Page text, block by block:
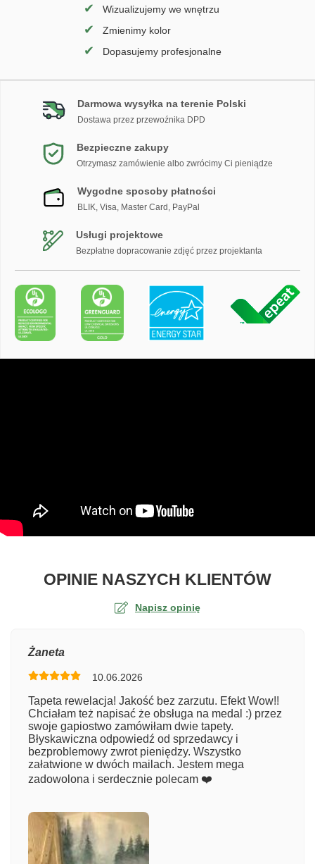
✔ Wizualizujemy we wnętrzu
✔ Zmienimy kolor
✔ Dopasujemy profesjonalne
Darmowa wysyłka na terenie Polski
Dostawa przez przewoźnika DPD
Bezpieczne zakupy
Otrzymasz zamówienie albo zwrócimy Ci pieniądze
Wygodne sposoby płatności
BLIK, Visa, Master Card, PayPal
Usługi projektowe
Bezpłatne dopracowanie zdjęć przez projektanta
OPINIE NASZYCH KLIENTÓWO
Napisz opinię
Numer zamówienia
Imię
Żaneta
10.06.2026
Tapeta rewelacja! Jakość bez zarzutu. Efekt Wow!!
Chciałam też napisać że obsługa na medal :) przez
swoje gapiostwo zamówiłam dwie tapety.
Błyskawiczna odpowiedź od sprzedawcy i
bezproblemowy zwrot pieniędzy. Wszystko
załatwione w dwóch mailach. Jestem mega
zadowolona i serdecznie polecam ❤️